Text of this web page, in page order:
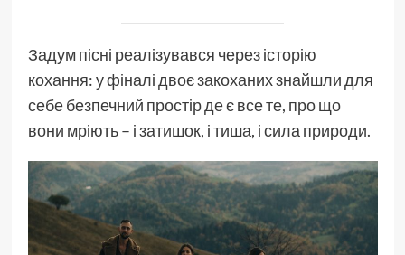
Задум пісні реалізувався через історію
кохання: у фіналі двоє закоханих знайшли для
себе безпечний простір де є все те, про що
вони мріють – і затишок, і тиша, і сила природи.